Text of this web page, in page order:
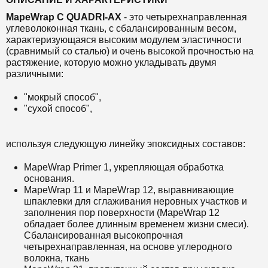
MapeWrap C QUADRI-AX - это четырехнаправленная
углеволоконная ткань, с сбалансированным весом,
характеризующаяся высоким модулем эластичности
(сравнимый со сталью) и очень высокой прочностью на
растяжение, которую можно укладывать двумя
различными:
"мокрый способ",
"сухой способ",
используя следующую линейку эпоксидных составов:
MapeWrap Primer 1, укрепляющая обработка
основания.
MapeWrap 11 и MapeWrap 12, выравнивающие
шпаклевки для сглаживания неровных участков и
заполнения пор поверхности (MapeWrap 12
обладает более длинным временем жизни смеси).
Сбалансированная высокопрочная
четырехнаправленная, на основе углеродного
волокна, ткань